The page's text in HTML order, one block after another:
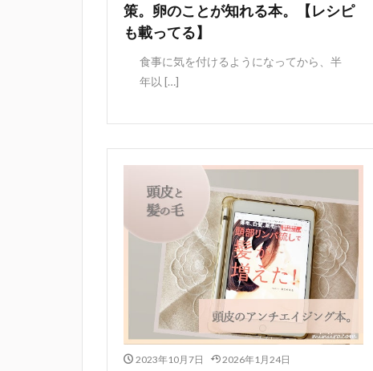
策。卵のことが知れる本。【レシピ
も載ってる】
食事に気を付けるようになってから、半
年以 […]
2023年10月7日 2026年1月24日